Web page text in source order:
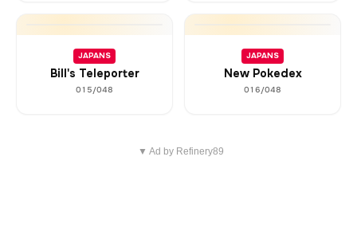
JAPANS
Bill's Teleporter
015/048
JAPANS
New Pokedex
016/048
▼ Ad by Refinery89